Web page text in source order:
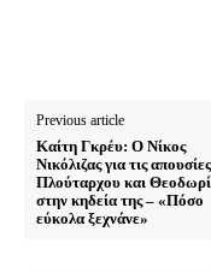
Previous article
Καίτη Γκρέυ: Ο Νίκος
Νικόλιζας για τις απουσίες
Πλούταρχου και
στην κηδεία της – «Πόσο
εύκολα ξεχνάνε»